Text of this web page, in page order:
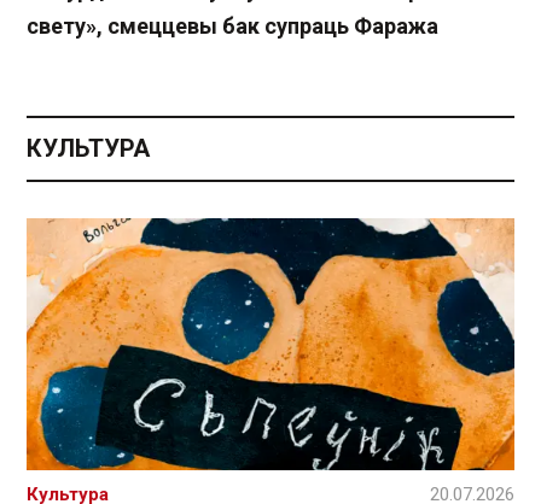
свету», смеццевы бак супраць Фаража
КУЛЬТУРА
Культура 20.07.2026